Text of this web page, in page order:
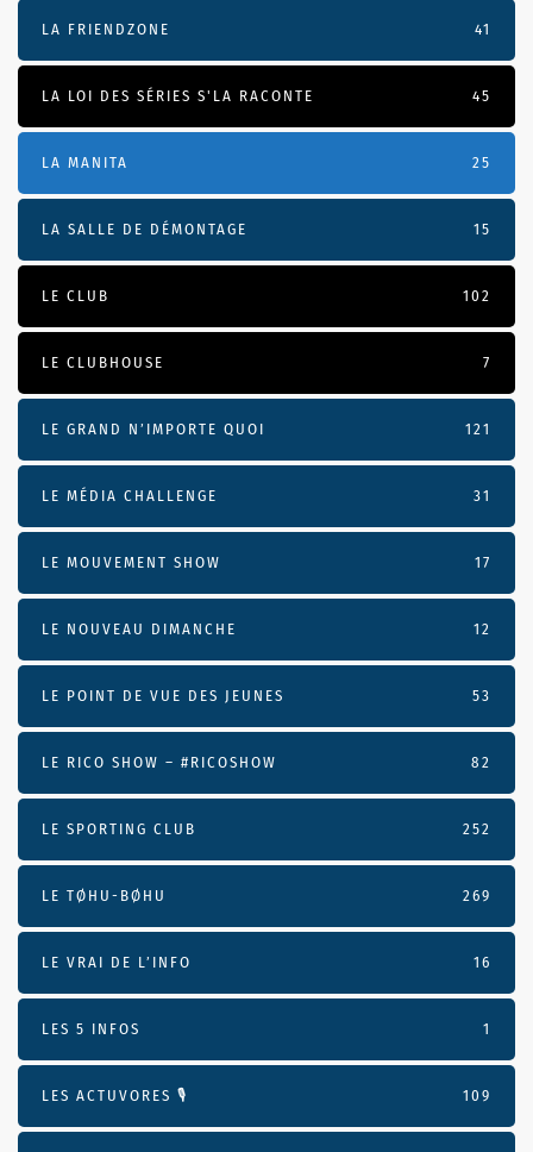
LA FRIENDZONE 41
LA LOI DES SÉRIES S'LA RACONTE 45
LA MANITA 25
LA SALLE DE DÉMONTAGE 15
LE CLUB 102
LE CLUBHOUSE 7
LE GRAND N’IMPORTE QUOI 121
LE MÉDIA CHALLENGE 31
LE MOUVEMENT SHOW 17
LE NOUVEAU DIMANCHE 12
LE POINT DE VUE DES JEUNES 53
LE RICO SHOW – #RICOSHOW 82
LE SPORTING CLUB 252
LE TØHU-BØHU 269
LE VRAI DE L’INFO 16
LES 5 INFOS 1
LES ACTUVORES 🎙 109